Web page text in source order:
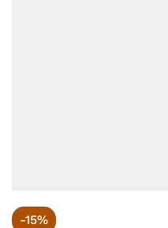
-15%